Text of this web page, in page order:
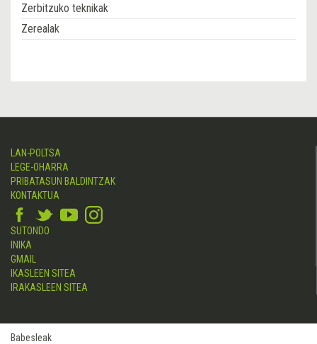
Zerbitzuko teknikak
Zerealak
LAN-POLTSA
LEGE-OHARRA
PRIBATASUN BALDINTZAK
KONTAKTUA
SUTONDO
INIKA
GMAIL
IKASLEEN SITEA
IRAKASLEEN SITEA
Babesleak